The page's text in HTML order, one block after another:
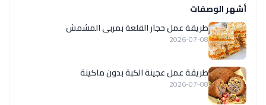
أشهر الوصفات
طريقة عمل حجار القلعة بمربى المشمش
2026-07-08
طريقة عمل عجينة الكبة بدون ماكينة
2026-07-08